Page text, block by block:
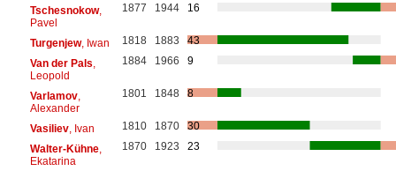
Tschesnokow,
Pavel
1877 1944 16
Turgenjew, Iwan 1818 1883
43
Van der Pals
Leopold
1884 1966 9
Varlamov,
Alexander
1801 1848 8
Vasiliev, Ivan 1810 1870
30
Walter-Kühne,
Ekatarina
1870 1923 23